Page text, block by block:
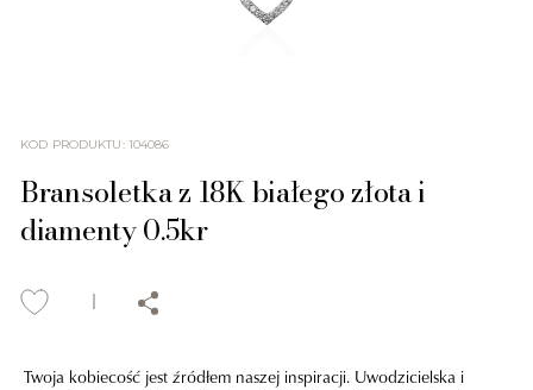
KOD PRODUKTU: 104086
Bransoletka z 18K białego złota i
diamenty 0.5kr
Twoja kobiecość jest źródłem naszej inspiracji. Uwodzicielska i